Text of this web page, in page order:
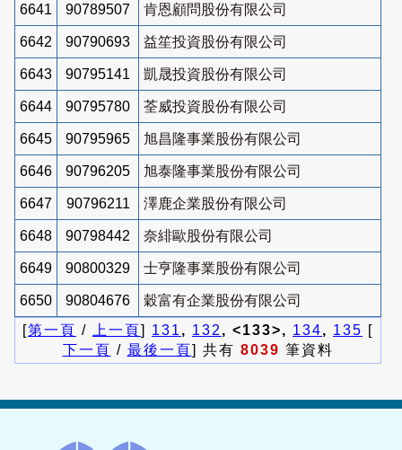
6641 90789507 肯恩顧問股份有限公司
6642 90790693 益笙投資股份有限公司
6643 90795141 凱晟投資股份有限公司
6644 90795780 荃威投資股份有限公司
6645 90795965 旭昌隆事業股份有限公司
6646 90796205 旭泰隆事業股份有限公司
6647 90796211 澤鹿企業股份有限公司
6648 90798442 奈緋歐股份有限公司
6649 90800329 士亨隆事業股份有限公司
6650 90804676
穀富有企業股份有限公司
[第一頁 / 上一頁] 131 , 132 , <133>, 134, 135 [
下一頁 / 最後一頁] 共有 8039 筆資料